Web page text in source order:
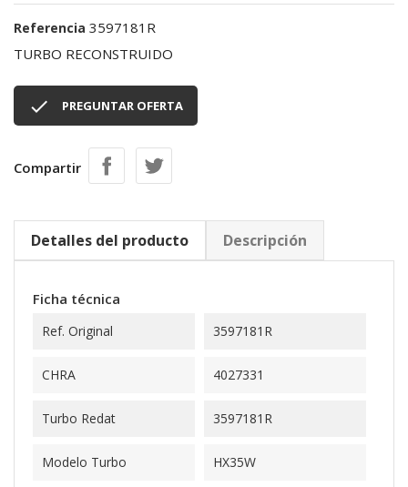
Referencia 3597181R
TURBO RECONSTRUIDO
 PREGUNTAR OFERTA
Compartir
Detalles del producto Descripción
Ficha técnica
Ref. Original 3597181R
CHRA 4027331
Turbo Redat 3597181R
Modelo Turbo HX35W